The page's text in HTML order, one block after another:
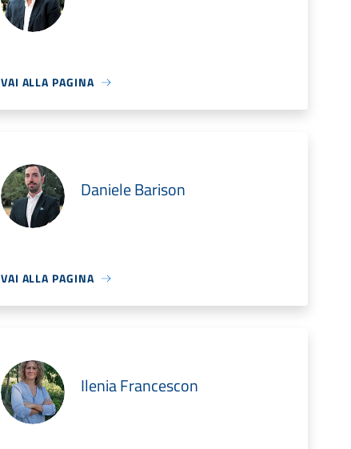
VAI ALLA PAGINA
Daniele Barison
VAI ALLA PAGINA
Ilenia Francescon